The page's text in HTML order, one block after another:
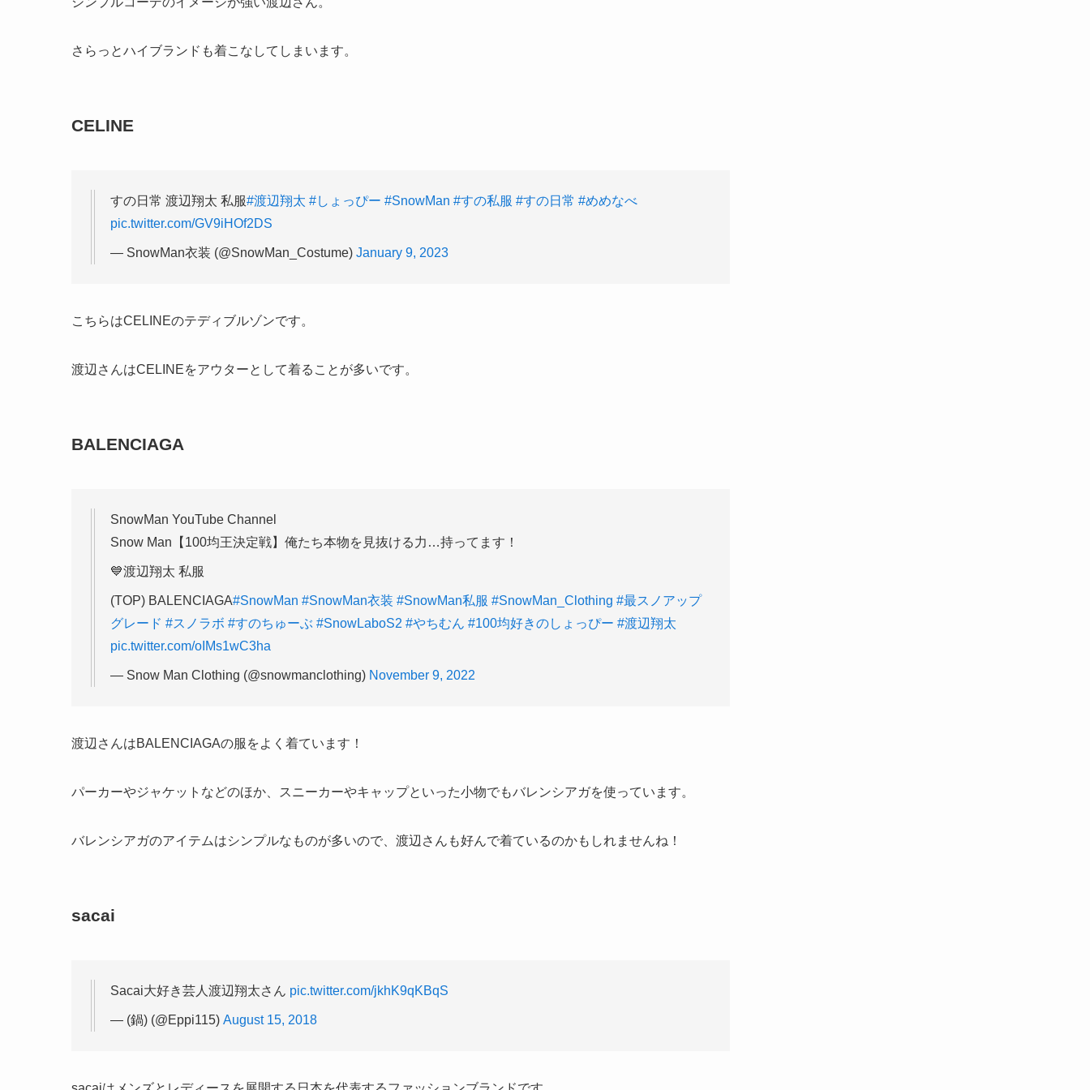
さらっとハイブランドも着こなしてしまいます。
CELINE
すの日常 渡辺翔太 私服#渡辺翔太 #しょっぴー #SnowMan #すの私服 #すの日常 #めめなべ
pic.twitter.com/GV9iHOf2DS
— SnowMan衣装 (@SnowMan_Costume) January 9, 2023
こちらはCELINEのテディブルゾンです。
渡辺さんはCELINEをアウターとして着ることが多いです。
BALENCIAGA
SnowMan YouTube Channel
Snow Man【100均王決定戦】俺たち本物を見抜ける力…持ってます！
💙渡辺翔太 私服
(TOP) BALENCIAGA#SnowMan #SnowMan衣装 #SnowMan私服 #SnowMan_Clothing #最スノアップ
グレード #スノラボ #すのちゅーぶ #SnowLaboS2 #やちむん #100均好きのしょっぴー #渡辺翔太
pic.twitter.com/oIMs1wC3ha
— Snow Man Clothing (@snowmanclothing) November 9, 2022
渡辺さんはBALENCIAGAの服をよく着ています！
パーカーやジャケットなどのほか、スニーカーやキャップといった小物でもバレンシアガを使っています。
バレンシアガのアイテムはシンプルなものが多いので、渡辺さんも好んで着ているのかもしれませんね！
sacai
Sacai大好き芸人渡辺翔太さん pic.twitter.com/jkhK9qKBqS
— (鍋) (@Eppi115) August 15, 2018